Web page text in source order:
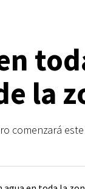
la
comenzará